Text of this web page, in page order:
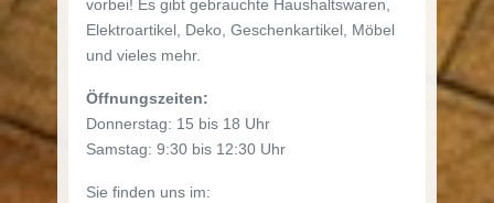
vorbei! Es gibt gebrauchte Haushaltswaren,
Elektroartikel, Deko, Geschenkartikel, Möbel
und vieles mehr.
Öffnungszeiten:
Donnerstag: 15 bis 18 Uhr
Samstag: 9:30 bis 12:30 Uhr
Sie finden uns im: